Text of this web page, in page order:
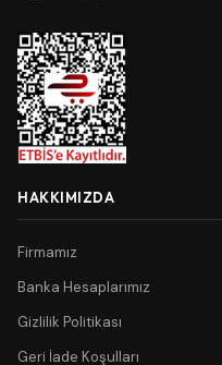
HAKKIMIZDA
Firmamız
Banka Hesaplarımız
Gizlilik Politikası
Geri İade Koşulları